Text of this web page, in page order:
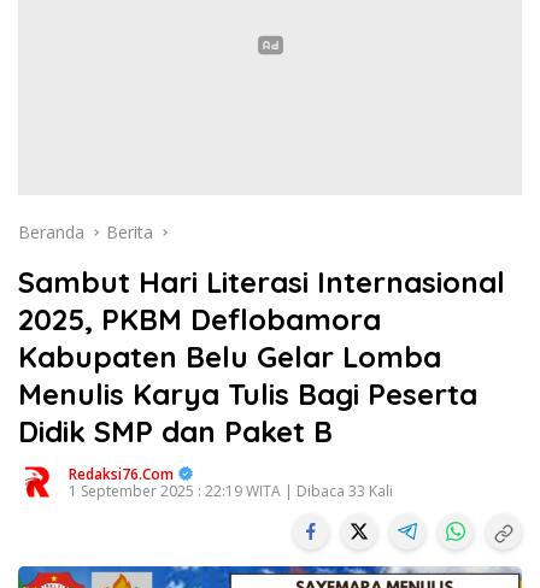
Beranda Berita
Sambut Hari Literasi Internasional
2025, PKBM Deflobamora
Kabupaten Belu Gelar Lomba
Menulis Karya Tulis Bagi Peserta
Didik SMP dan Paket B
Redaksi76.com
1 September 2025 : 22:19 WITA | Dibaca 33 Kali